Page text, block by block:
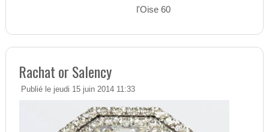
l'Oise 60
Rachat or Salency
Publié le jeudi 15 juin 2014 11:33